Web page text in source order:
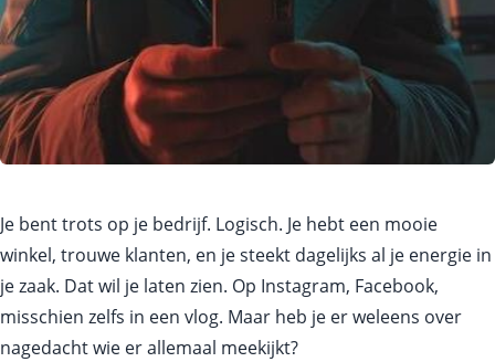
Je bent trots op je bedrijf. Logisch. Je hebt een mooie
winkel, trouwe klanten, en je steekt dagelijks al je energie in
je zaak. Dat wil je laten zien. Op Instagram, Facebook,
misschien zelfs in een vlog. Maar heb je er weleens over
nagedacht wie er allemaal meekijkt?